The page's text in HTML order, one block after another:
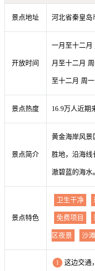
景点地址 河北省秦皇岛
开放时间
一月至十二月
月至十二月
至十二月 周
景点热度 16.9万人近期
景点简介
黄金海岸风景
胜地，沿海线
澈碧蓝的海水
景点特色
卫生干净
免费项目
区夜景 沙
1 这边交通